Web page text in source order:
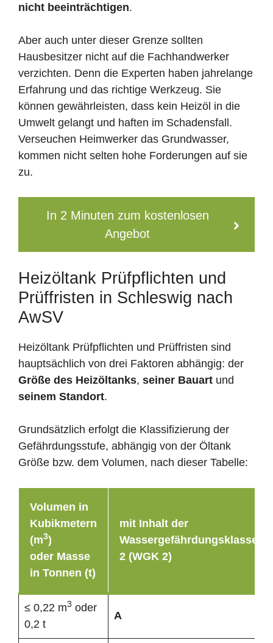
nicht beeinträchtigen.
Aber auch unter dieser Grenze sollten
Hausbesitzer nicht auf die Fachhandwerker
verzichten. Denn die Experten haben jahrelange
Erfahrung und das richtige Werkzeug. Sie
können gewährleisten, dass kein Heizöl in die
Umwelt gelangt und haften im Schadensfall.
Verseuchen Heimwerker das Grundwasser,
kommen nicht selten hohe Forderungen auf sie
zu.
In 2 Minuten zum kostenlosen
Angebot
Heizöltank Prüfpflichten und
Prüffristen in Schleswig nach
AwSV
Heizöltank Prüfpflichten und Prüffristen sind
hauptsächlich von drei Faktoren abhängig: der
Größe des Heizöltanks, seiner Bauart und
seinem Standort.
Grundsätzlich erfolgt die Klassifizierung der
Gefährdungsstufe, abhängig von der Öltank
Größe bzw. dem Volumen, nach dieser Tabelle:
Volumen in
Kubikmetern
(m3)
oder Masse
in Tonnen (t)
mit Inhalt der
Wassergefährdungsklasse
2 (WGK 2)
≤ 0,22 m3 oder
0,2 t
A